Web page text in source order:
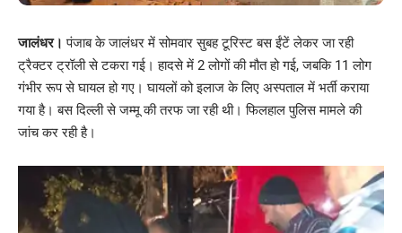
जालंधर। पंजाब के जालंधर में सोमवार सुबह टूरिस्ट बस ईंटें लेकर जा रही
ट्रैक्टर ट्रॉली से टकरा गई। हादसे में 2 लोगों की मौत हो गई, जबकि 11 लोग
गंभीर रूप से घायल हो गए। घायलों को इलाज के लिए अस्पताल में भर्ती कराया
गया है। बस दिल्ली से जम्मू की तरफ जा रही थी। फिलहाल पुलिस मामले की
जांच कर रही है।